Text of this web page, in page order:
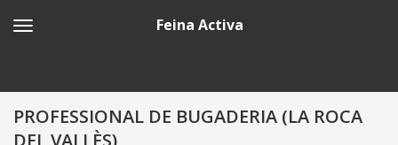
Feina Activa
PROFESSIONAL DE BUGADERIA (LA ROCA
DEL VALLÈS)